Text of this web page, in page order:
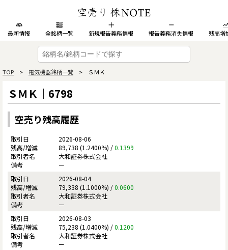
最新情報 全銘柄一覧 新規報告義務情報 報告義務消失情報 残高増
TOP > 電気機器銘柄一覧 > ＳＭＫ
ＳＭＫ｜6798
空売り残高履歴
2026-08-06
89,738 (1.2400%) /0.1399
大和証券株式会社
ー
2026-08-04
79,338 (1.1000%) /0.0600
大和証券株式会社
ー
2026-08-03
75,238 (1.0400%) /0.1200
大和証券株式会社
ー